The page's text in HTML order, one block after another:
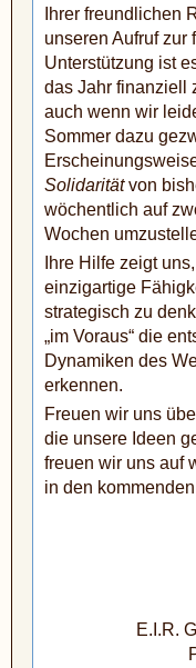
Ihrer freundlichen
unseren Aufruf zur
Unterstützung ist
das Jahr finanziell
auch wenn wir
Sommer dazu
Solidaritätvon
wöchentlich auf
Wochen
Ihre Hilfe zeigt
ein­zig­artige
strategisch zu
„im Voraus“ die
Dynamiken des
erkennen.
Freuen wir uns
die unsere Ideen
freuen wir uns auf
in den
E.I.R.